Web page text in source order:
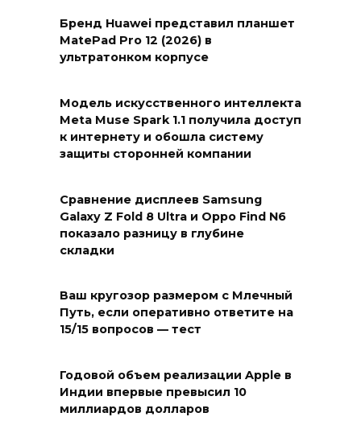
Бренд Huawei представил планшет
MatePad Pro 12 (2026) в
ультратонком корпусе
Модель искусственного интеллекта
Meta Muse Spark 1.1 получила доступ
к интернету и обошла систему
защиты сторонней компании
Сравнение дисплеев Samsung
Galaxy Z Fold 8 Ultra и Oppo Find N6
показало разницу в глубине
складки
Ваш кругозор размером с Млечный
Путь, если оперативно ответите на
15/15 вопросов — тест
Годовой объем реализации Apple в
Индии впервые превысил 10
миллиардов долларов